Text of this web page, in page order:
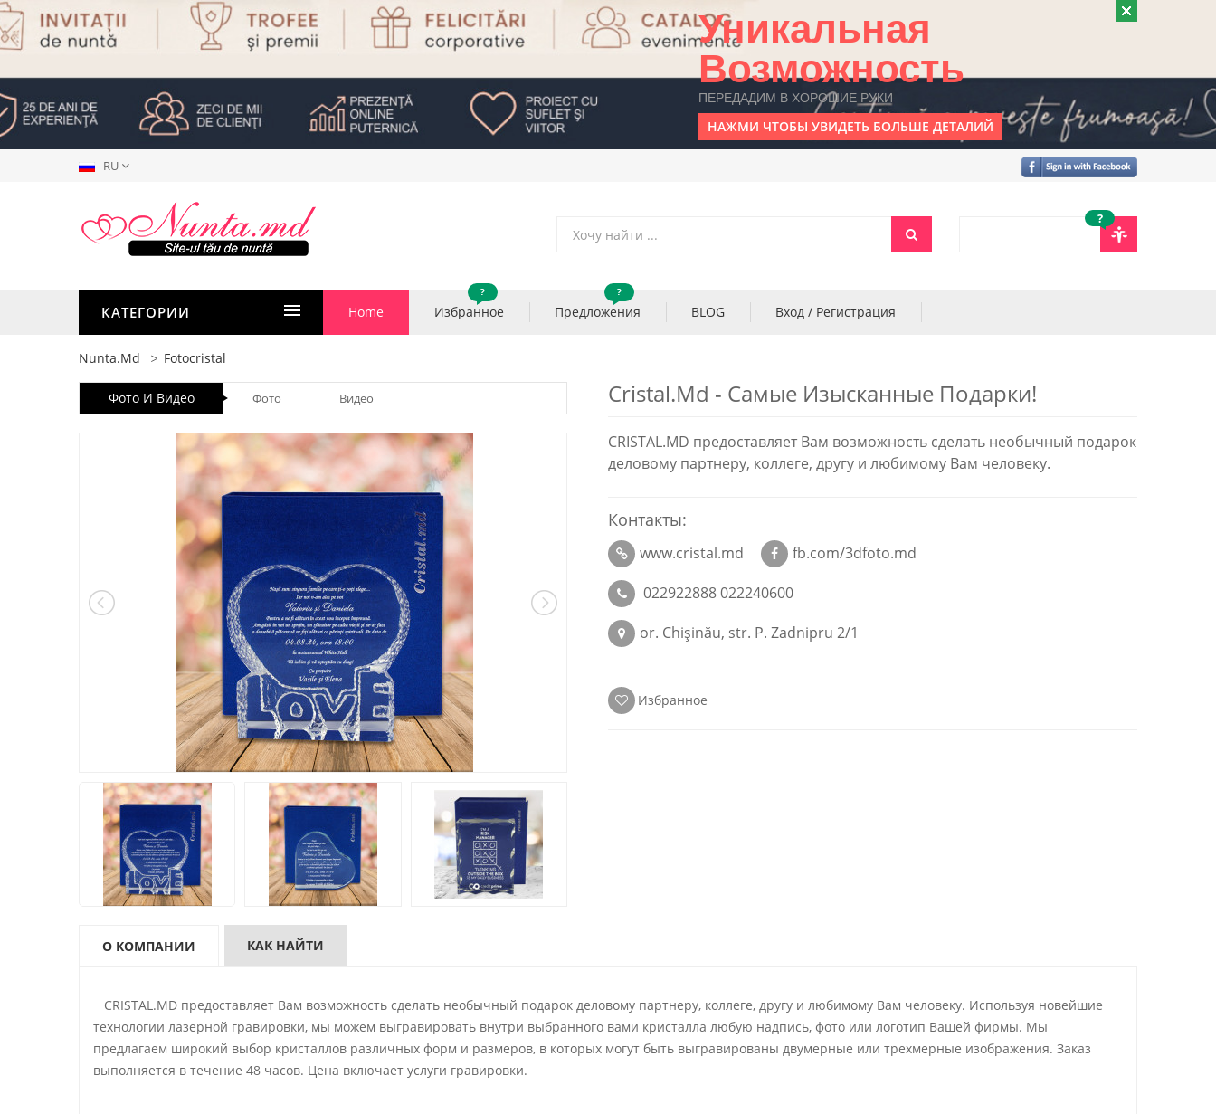
Уникальная
Возможность
ПЕРЕДАДИМ В ХОРОШИЕ РУКИ
НАЖМИ ЧТОБЫ УВИДЕТЬ БОЛЬШЕ ДЕТАЛИЙ
RU
?
КАТЕГОРИИ Home Избранное
?
Предложения
?
BLOG Вход / Регистрация
Nunta.md Fotocristal
Фото И Видео Фото Видео Cristal.md - Самые Изысканные Подарки!
CRISTAL.MD предоставляет Вам возможность сделать необычный подарок
деловому партнеру, коллеге, другу и любимому Вам человеку.
Контакты:
www.cristal.md
fb.com/3dfoto.md
022922888 022240600
or. Chişinău, str. P. Zadnipru 2/1
Избранное
О КОМПАНИИ КАК НАЙТИ
CRISTAL.MD предоставляет Вам возможность сделать необычный подарок деловому партнеру, коллеге, другу и любимому Вам человеку. Используя новейшие
технологии лазерной гравировки, мы можем выгравировать внутри выбранного вами кристалла любую надпись, фото или логотип Вашей фирмы. Мы
предлагаем широкий выбор кристаллов различных форм и размеров, в которых могут быть выгравированы двумерные или трехмерные изображения. Заказ
выполняется в течение 48 часов. Цена включает услуги гравировки.